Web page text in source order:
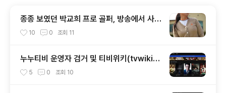
종종 보였던 박교희 프로 골퍼, 방송에서 사라
졌네.
10 0 조회 11
누누티비 운영자 검거 및 티비위키(tvwiki)
압수? (+정말일까)
5 0 조회 10